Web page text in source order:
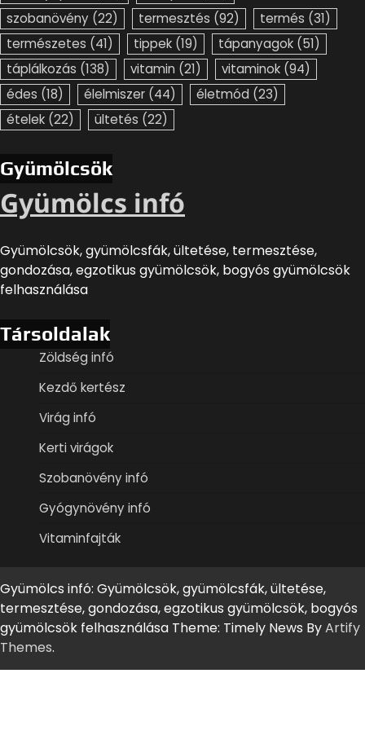
szobanövény (22) termesztés (92) termés (31)
természetes (41) tippek (19) tápanyagok (51)
táplálkozás (138) vitamin (21) vitaminok (94)
édes (18) élelmiszer (44) életmód (23)
ételek (22) ültetés (22)
Gyümölcsök
Gyümölcs infó
Gyümölcsök, gyümölcsfák, ültetése, termesztése,
gondozása, egzotikus gyümölcsök, bogyós gyümölcsök
felhasználása
Társoldalak
Zöldség infó
Kezdő kertész
Virág infó
Kerti virágok
Szobanövény infó
Gyógynövény infó
Vitaminfajták
Gyümölcs infó: Gyümölcsök, gyümölcsfák, ültetése,
termesztése, gondozása, egzotikus gyümölcsök, bogyós
gyümölcsök felhasználása Theme: Timely News ByArtify
Themes.